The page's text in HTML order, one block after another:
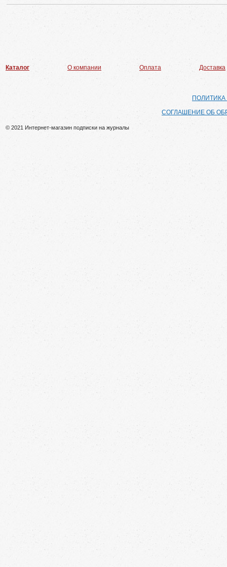
Каталог О компании Оплата Доставка
СОГЛАШЕНИЕ ОБ
© 2021 Интернет-магазин подписки на журналы